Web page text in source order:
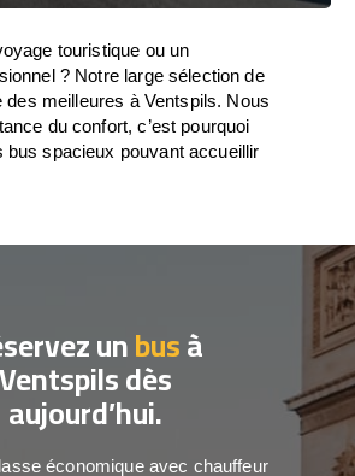
touristique ou un
? Notre large sélection de
des meilleures à Ventspils. Nous
du confort, c’est pourquoi
bus spacieux pouvant accueillir
unbusà
Ventspils dès
aujourd’hui.
économique avec chauffeur